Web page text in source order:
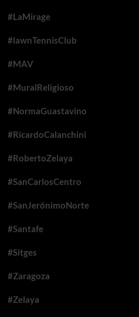
#LaMirage
#lawnTennisClub
#MAV
#MuralReligioso
#NormaGuastavino
#RicardoCalanchini
#RobertoZelaya
#SanCarlosCentro
#SanJerónimoNorte
#Santafe
#Sitges
#Zaragoza
#Zelaya